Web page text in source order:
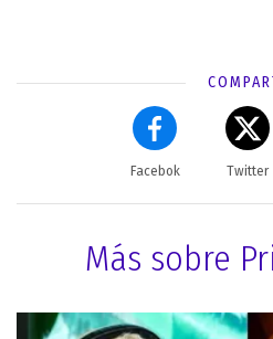
Facebok Twitter
Más sobre